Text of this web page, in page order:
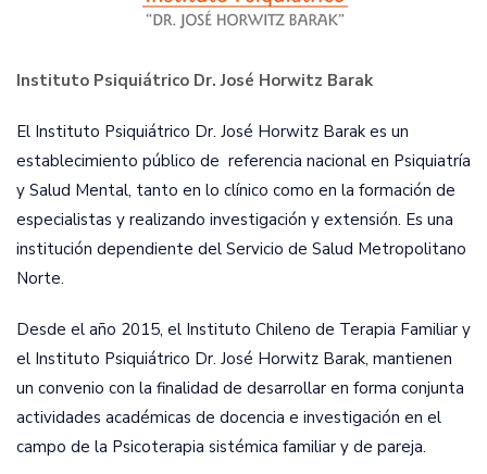
Instituto Psiquiátrico Dr. José Horwitz Barak
El Instituto Psiquiátrico Dr. José Horwitz Barak es un
establecimiento público de referencia nacional en Psiquiatría
y Salud Mental, tanto en lo clínico como en la formación de
especialistas y realizando investigación y extensión. Es una
institución dependiente del Servicio de Salud Metropolitano
Norte.
Desde el año 2015, el Instituto Chileno de Terapia Familiar y
el Instituto Psiquiátrico Dr. José Horwitz Barak, mantienen
un convenio con la finalidad de desarrollar en forma conjunta
actividades académicas de docencia e investigación en el
campo de la Psicoterapia sistémica familiar y de pareja.